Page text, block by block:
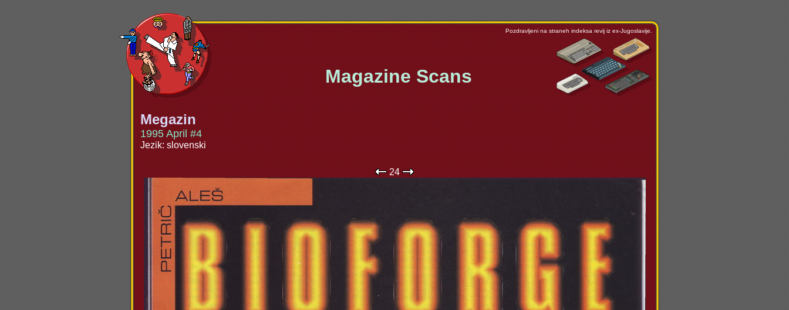
Pozdravljeni na straneh indeksa revij iz ex-Jugoslavije.
Magazine Scans
Megazin
1995 April #4
Jezik: slovenski
24